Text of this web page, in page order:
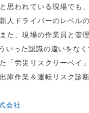
思われている現場でも
人ドライバーのレベル
た、現場の作業員と管
った認識の違いをな
労災リスクサーベイ
庫作業＆運転リスク診
会社